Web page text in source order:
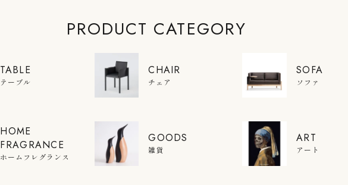
PRODUCT CATEGORY
TABLE
テーブル
CHAIR
チェア
SOFA
ソファ
HOME
FRAGRANCE
ホームフレグランス
GOODS
雑貨
ART
アート